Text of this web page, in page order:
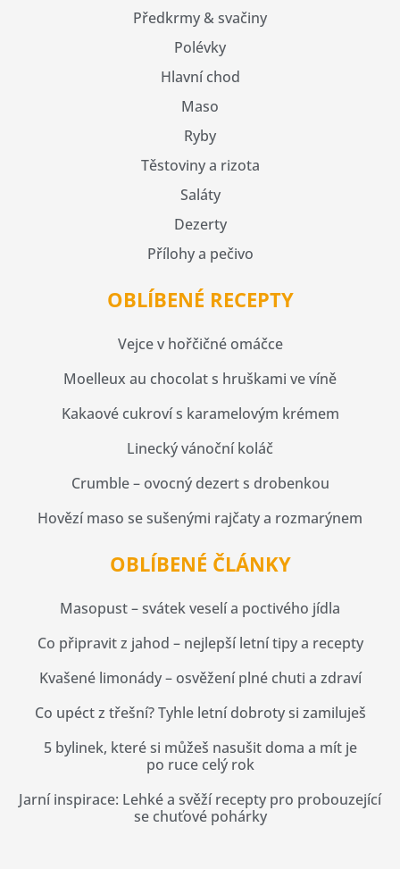
Předkrmy & svačiny
Polévky
Hlavní chod
Maso
Ryby
Těstoviny a rizota
Saláty
Dezerty
Přílohy a pečivo
OBLÍBENÉ RECEPTY
Vejce v hořčičné omáčce
Moelleux au chocolat s hruškami ve víně
Kakaové cukroví s karamelovým krémem
Linecký vánoční koláč
Crumble – ovocný dezert s drobenkou
Hovězí maso se sušenými rajčaty a rozmarýnem
OBLÍBENÉ ČLÁNKY
Masopust – svátek veselí a poctivého jídla
Co připravit z jahod – nejlepší letní tipy a recepty
Kvašené limonády – osvěžení plné chuti a zdraví
Co upéct z třešní? Tyhle letní dobroty si zamiluješ
5 bylinek, které si můžeš nasušit doma a mít je
po ruce celý rok
Jarní inspirace: Lehké a svěží recepty pro probouzející
se chuťové pohárky